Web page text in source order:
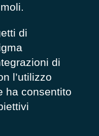
di
di
l’utilizzo
ha consentito